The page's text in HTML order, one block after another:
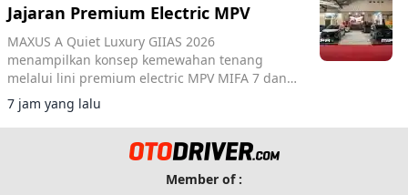
Jajaran Premium Electric MPV
MAXUS A Quiet Luxury GIIAS 2026
menampilkan konsep kemewahan tenang
melalui lini premium electric MPV MIFA 7 dan
MIFA 9 di ICE BSD City.
7 jam yang lalu
Member of :